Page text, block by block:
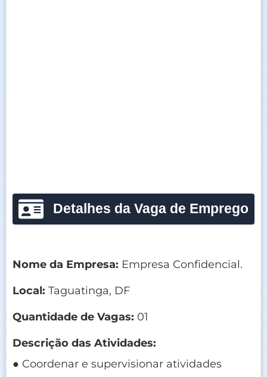
Detalhes da Vaga de Emprego
Nome da Empresa: Empresa Confidencial.
Local: Taguatinga, DF
Quantidade de Vagas: 01
Descrição das Atividades:
● Coordenar e supervisionar atividades